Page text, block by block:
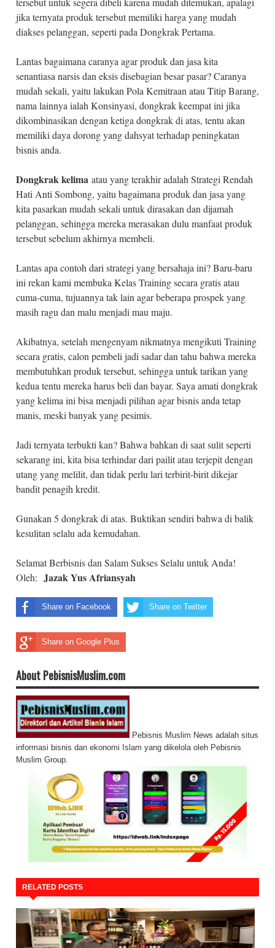
jika ternyata produk tersebut memiliki harga yang mudah
diakses pelanggan, seperti pada Dongkrak Pertama.
Lantas bagaimana caranya agar produk dan jasa kita
senantiasa narsis dan eksis disebagian besar pasar? Caranya
mudah sekali, yaitu lakukan Pola Kemitraan atau Titip Barang,
nama lainnya ialah Konsinyasi, dongkrak keempat ini jika
dikombinasikan dengan ketiga dongkrak di atas, tentu akan
memiliki daya dorong yang dahsyat terhadap peningkatan
bisnis anda.
Dongkrak kelima atau yang terakhir adalah Strategi Rendah
Hati Anti Sombong, yaitu bagaimana produk dan jasa yang
kita pasarkan mudah sekali untuk dirasakan dan dijamah
pelanggan, sehingga mereka merasakan dulu manfaat produk
tersebut sebelum akhirnya membeli.
Lantas apa contoh dari strategi yang bersahaja ini? Baru-baru
ini rekan kami membuka Kelas Training secara gratis atau
cuma-cuma, tujuannya tak lain agar beberapa prospek yang
masih ragu dan malu menjadi mau maju.
Akibatnya, setelah mengenyam nikmatnya mengikuti Training
secara gratis, calon pembeli jadi sadar dan tahu bahwa mereka
membutuhkan produk tersebut, sehingga untuk tarikan yang
kedua tentu mereka harus beli dan bayar. Saya amati dongkrak
yang kelima ini bisa menjadi pilihan agar bisnis anda tetap
manis, meski banyak yang pesimis.
Jadi ternyata terbukti kan? Bahwa bahkan di saat sulit seperti
sekarang ini, kita bisa terhindar dari pailit atau terjepit dengan
utang yang melilit, dan tidak perlu lari terbirit-birit dikejar
bandit penagih kredit.
Gunakan 5 dongkrak di atas. Buktikan sendiri bahwa di balik
kesulitan selalu ada kemudahan.
Selamat Berbisnis dan Salam Sukses Selalu untuk Anda!
Oleh: Jazak Yus Afriansyah
Share on Facebook Share on Twitter
Share on Google Plus
About PebisnisMuslim.com
Pebisnis Muslim News adalah situs
informasi bisnis dan ekonomi Islam yang dikelola oleh Pebisnis
Muslim Group.
RELATED POSTS